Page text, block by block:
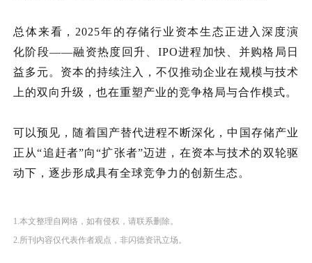
总体来看， 2025年的存储行业资本生态正进入深度演
化阶段——融资热度回升、IPO进程加快、并购格局日
益多元。资本的持续注入，不仅推动企业在规模与技术
上的双向升级，也在重塑产业的竞争格局与合作模式。
可以预见，随着国产替代进程不断深化，中国存储产业
正从“追赶者”向“扩张者”迈进，在资本与技术的双轮驱
动下，逐步形成具有全球竞争力的创新生态。
1.本文整理自网络，如有侵权，请联系删除。
2.所刊内容仅代表作者观点，非闪德资讯立场。